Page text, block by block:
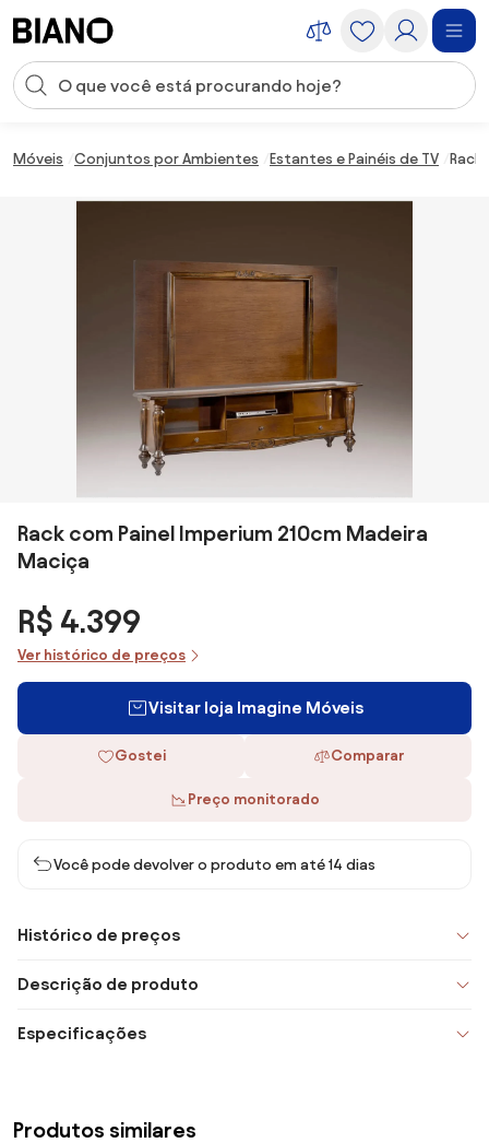
Entrada de pesquisa
Móveis Conjuntos por Ambientes Estantes e Painéis de TV
Rack com Painel Imperium 210cm Madeira
Maciça
R$ 4.399
Ver histórico de preços
Visitar loja Imagine Móveis
Gostei Comparar
Preço monitorado
Você pode devolver o produto em até 14 dias
Histórico de preços
Descrição de produto
Especificações
Produtos similares